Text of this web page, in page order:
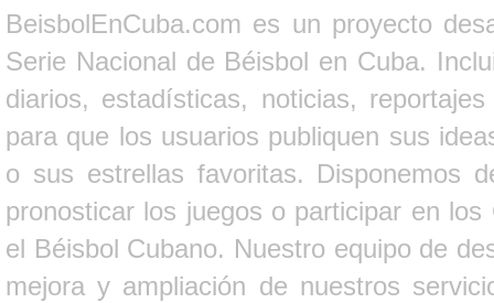
BeisbolEnCuba.com es un proyecto
Serie Nacional de Béisbol en Cuba.
diarios, estadísticas, noticias,
para que los usuarios publiquen sus
o sus estrellas favoritas. Disponemos
pronosticar los juegos o participar en
el Béisbol Cubano. Nuestro equipo de
mejora y ampliación de nuestros